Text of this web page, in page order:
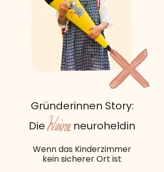
Gründerinnen Story:
Die neuroheldin
Wenn das Kinderzimmer
kein sicherer Ort ist